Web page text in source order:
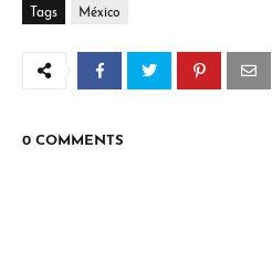
Tags México
0 COMMENTS